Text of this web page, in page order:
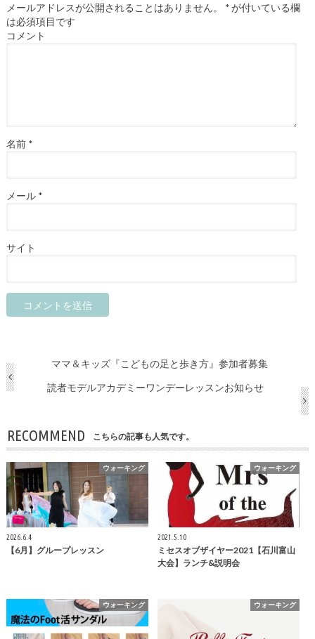
メールアドレスが公開されることはありません。 *が付いている欄
は必須項目です
コメント
名前 *
メール *
サイト
ママ＆キッズ『こどもの足と歩き方』参加者募集
読者モデルアカデミーワンデーレッスンお知らせ
RECOMMEND こちらの記事も人気です。
ウォーキング
2026.6.4
【6月】グループレッスン
ウォーキング
2021.5.10
ミセスオブザイヤー2021【石川富山
大会】ランチ&説明会
ウォーキング ウォーキング